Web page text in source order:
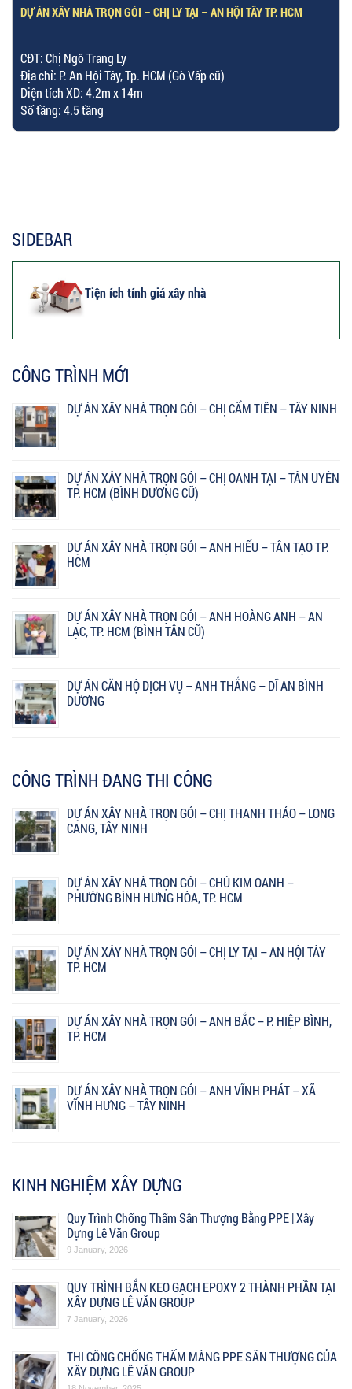
DỰ ÁN XÂY NHÀ TRỌN GÓI – CHỊ LY TẠI – AN HỘI TÂY TP. HCM
CĐT: Chị Ngô Trang Ly
Địa chỉ: P. An Hội Tây, Tp. HCM (Gò Vấp cũ)
Diện tích XD: 4.2m x 14m
Số tầng: 4.5 tầng
SIDEBAR
Tiện ích tính giá xây nhà
CÔNG TRÌNH MỚI
DỰ ÁN XÂY NHÀ TRỌN GÓI – CHỊ CẨM TIÊN – TÂY NINH
DỰ ÁN XÂY NHÀ TRỌN GÓI – CHỊ OANH TẠI – TÂN UYÊN
TP. HCM (BÌNH DƯƠNG CŨ)
DỰ ÁN XÂY NHÀ TRỌN GÓI – ANH HIẾU – TÂN TẠO TP.
HCM
DỰ ÁN XÂY NHÀ TRỌN GÓI – ANH HOÀNG ANH – AN
LẠC, TP. HCM (BÌNH TÂN CŨ)
DỰ ÁN CĂN HỘ DỊCH VỤ – ANH THẮNG – DĨ AN BÌNH
DƯƠNG
CÔNG TRÌNH ĐANG THI CÔNG
DỰ ÁN XÂY NHÀ TRỌN GÓI – CHỊ THANH THẢO – LONG
CANG, TÂY NINH
DỰ ÁN XÂY NHÀ TRỌN GÓI – CHÚ KIM OANH –
PHƯỜNG BÌNH HƯNG HÒA, TP. HCM
DỰ ÁN XÂY NHÀ TRỌN GÓI – CHỊ LY TẠI – AN HỘI TÂY
TP. HCM
DỰ ÁN XÂY NHÀ TRỌN GÓI – ANH BẮC – P. HIỆP BÌNH,
TP. HCM
DỰ ÁN XÂY NHÀ TRỌN GÓI – ANH VĨNH PHÁT – XÃ
VĨNH HƯNG – TÂY NINH
KINH NGHIỆM XÂY DỰNG
Quy Trình Chống Thấm Sân Thượng Bằng PPE | Xây
Dựng Lê Văn Group
9 January, 2026
QUY TRÌNH BẮN KEO GẠCH EPOXY 2 THÀNH PHẦN TẠI
XÂY DỰNG LÊ VĂN GROUP
7 January, 2026
THI CÔNG CHỐNG THẤM MÀNG PPE SÂN THƯỢNG CỦA
XÂY DỰNG LÊ VĂN GROUP